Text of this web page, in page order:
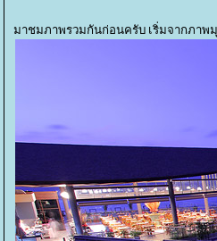
มาชมภาพรวมกันก่อนครับ เริ่มจากภาพ